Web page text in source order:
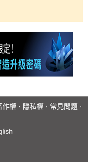
作權 · 隱私權 · 常見問題 ·